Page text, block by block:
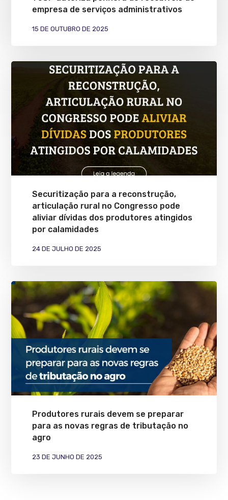
empresa de serviços administrativos
15 DE OUTUBRO DE 2025
Securitização para a reconstrução,
articulação rural no Congresso pode
aliviar dívidas dos produtores atingidos
por calamidades
24 DE JULHO DE 2025
Produtores rurais devem se preparar
para as novas regras de tributação no
agro
23 DE JUNHO DE 2025